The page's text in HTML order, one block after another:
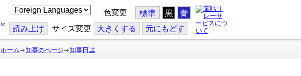
こ
の
ジ
を
翻
色変更 標準 黒 青
読み上げ サイズ変更 大きくする 元にもどす
ホーム 知事のページ 知事日誌